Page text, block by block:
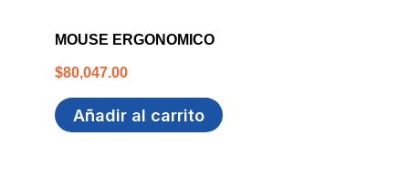
MOUSE ERGONOMICO
$80,047.00
Añadir al carrito